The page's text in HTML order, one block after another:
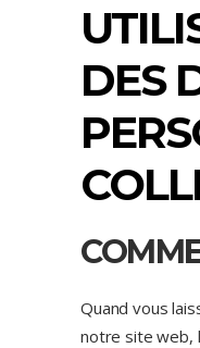
DES
Quand vous
notre site web,